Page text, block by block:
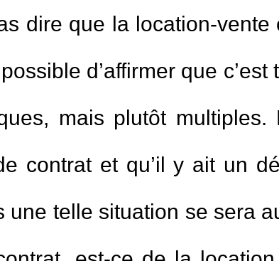
dire que la location-
d’affirmer que
mais plutôt
contrat et qu’il y ait un
telle situation se sera